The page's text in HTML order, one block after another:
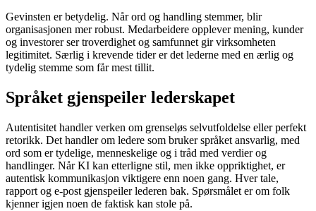
Gevinsten er betydelig. Når ord og handling stemmer, blir
organisasjonen mer robust. Medarbeidere opplever mening, kunder
og investorer ser troverdighet og samfunnet gir virksomheten
legitimitet. Særlig i krevende tider er det lederne med en ærlig og
tydelig stemme som får mest tillit.
Språket gjenspeiler lederskapet
Autentisitet handler verken om grenseløs selvutfoldelse eller perfekt
retorikk. Det handler om ledere som bruker språket ansvarlig, med
ord som er tydelige, menneskelige og i tråd med verdier og
handlinger. Når KI kan etterligne stil, men ikke oppriktighet, er
autentisk kommunikasjon viktigere enn noen gang. Hver tale,
rapport og e-post gjenspeiler lederen bak. Spørsmålet er om folk
kjenner igjen noen de faktisk kan stole på.